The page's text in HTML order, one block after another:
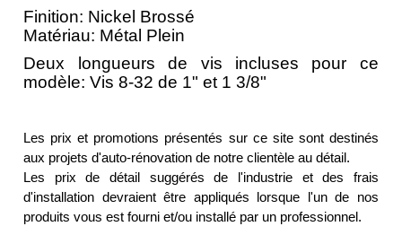
Finition: Nickel Brossé
Matériau: Métal Plein
Deux longueurs de vis incluses pour ce
modèle: Vis 8-32 de 1" et 1 3/8"
Les prix et promotions présentés sur ce site sont destinés
aux projets d'auto-rénovation de notre clientèle au détail.
Les prix de détail suggérés de l'industrie et des frais
d'installation devraient être appliqués lorsque l'un de nos
produits vous est fourni et/ou installé par un professionnel.